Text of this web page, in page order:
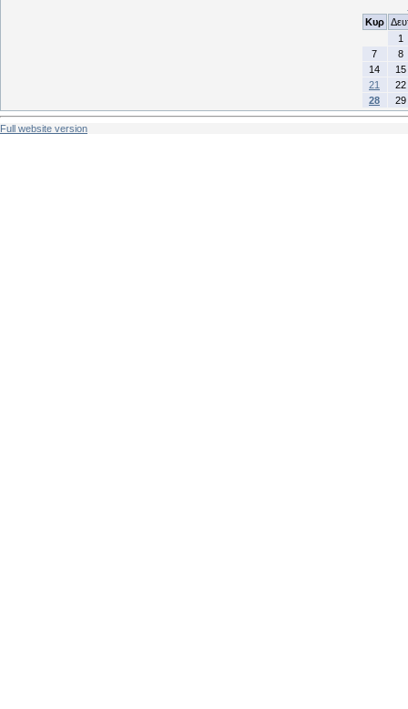
Κυρ
1
7
8
14
15
21
22
28
29
Full website version